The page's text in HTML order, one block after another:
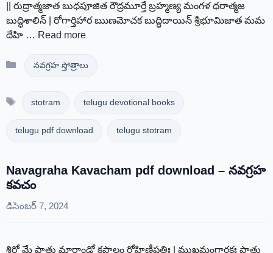
|| రుద్రాత్మజాత బుధపూజిత రౌద్రమూర్తే బ్రహ్మణ్య మంగళ ధరాత్మజ
బుద్ధిశాలిన్ | రోగార్తిహార ఋణమోచక బుద్ధిదాయిన్ శ్రీభూమిజాత మమ
దేహి … Read more
Categories
నవగ్రహ స్తోత్రాలు
Tagsstotram telugu devotional books
telugu pdf download telugu stotram
Navagraha Kavacham pdf download – నవగ్రహ
కవచం
డిసెంబర్ 7, 2024
శిరో మే పాతు మార్తాండో కపాలం రోహిణీపతిః | ముఖమంగారకః పాతు